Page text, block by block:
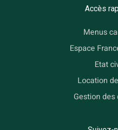
Accès
Menus
Espace
Etat
Location
Gestion